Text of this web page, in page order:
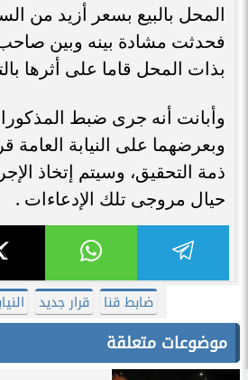
المحل بالبيع بسعر أزيد من
فحدثت مشادة بينه وبين
بذات المحل قاما على أثرها
وأبانت أنه جرى ضبط
وبعرضهما على النيابة
ذمة التحقيق، وسيتم إتخاذ
حيال مروجى تلك الإدعاءات .
ضابط قنا قرار جديد
موضوعات متعلقة